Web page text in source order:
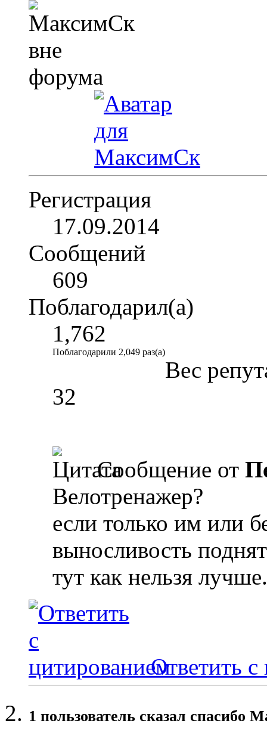
Регистрация
17.09.2014
Сообщений
609
Поблагодарил(а)
1,762
Поблагодарили 2,049 раз(а)
Вес
32
Сообщение от
Велотренажер?
если только им или
выносливость
тут как нельзя лучше.
Ответить с
1 пользователь сказал cпасибо